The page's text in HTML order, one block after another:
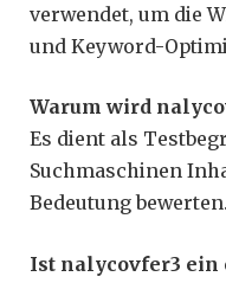
verwendet, um die
und Keyword-
Warum wird
Es dient als
Suchmaschinen
Bedeutung bewerten.
Ist nalycovfer3 ein